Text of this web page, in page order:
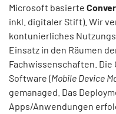
Microsoft basierte
inkl. digitaler Stift). Wir
kontunierliches
Einsatz in den Räumen
Fachwissenschaften.
Software (Mobile Device
gemanaged. Das
Apps/Anwendungen